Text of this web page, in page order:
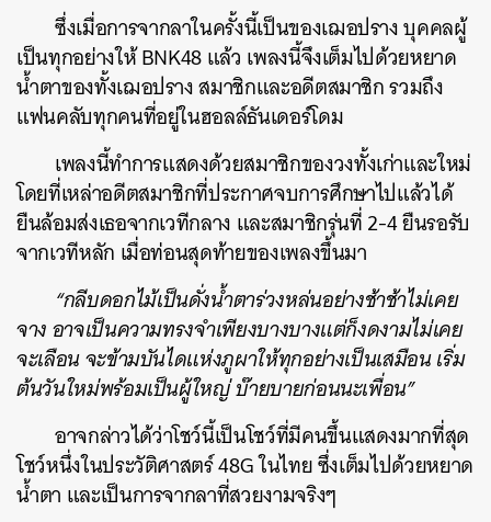
ซึ่งเมื่อการจากลาในครั้งนี้เป็นของเฌอปราง บุคคลผู้
เป็นทุกอย่างให้ BNK48 แล้ว เพลงนี้จึงเต็มไปด้วยหยาด
น้ำตาของทั้งเฌอปราง สมาชิกและอดีตสมาชิก รวมถึง
แฟนคลับทุกคนที่อยู่ในฮอลล์ธันเดอร์โดม
เพลงนี้ทำการแสดงด้วยสมาชิกของวงทั้งเก่าและใหม่
โดยที่เหล่าอดีตสมาชิกที่ประกาศจบการศึกษาไปแล้วได้
ยืนล้อมส่งเธอจากเวทีกลาง และสมาชิกรุ่นที่ 2-4 ยืนรอรับ
จากเวทีหลัก เมื่อท่อนสุดท้ายของเพลงขึ้นมา
“กลีบดอกไม้เป็นดั่งน้ำตาร่วงหล่นอย่างช้าช้าไม่เคย
จาง อาจเป็นความทรงจำเพียงบางบางแต่ก็งดงามไม่เคย
จะเลือน จะข้ามบันไดแห่งภูผาให้ทุกอย่างเป็นเสมือน เริ่ม
ต้นวันใหม่พร้อมเป็นผู้ใหญ่ บ๊ายบายก่อนนะเพื่อน”
อาจกล่าวได้ว่าโชว์นี้เป็นโชว์ที่มีคนขึ้นแสดงมากที่สุด
โชว์หนึ่งในประวัติศาสตร์ 48G ในไทย ซึ่งเต็มไปด้วยหยาด
น้ำตา และเป็นการจากลาที่สวยงามจริงๆ